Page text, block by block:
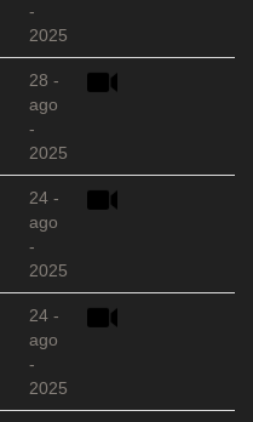
-
2025
28 -
ago
-
2025
24 -
ago
-
2025
24 -
ago
-
2025